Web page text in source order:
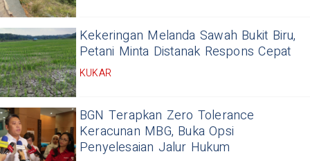
Kekeringan Melanda Sawah Bukit Biru,
Petani Minta Distanak Respons Cepat
KUKAR
BGN Terapkan Zero Tolerance
Keracunan MBG, Buka Opsi
Penyelesaian Jalur Hukum